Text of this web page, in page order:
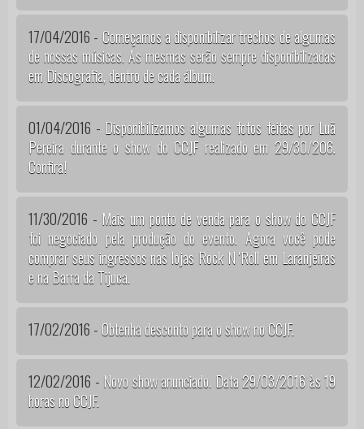
17/04/2016 - Começamos a disponibilizar trechos de algumas
de nossas músicas. As mesmas serão sempre disponibilizadas
em Discografia, dentro de cada álbum.
01/04/2016 - Disponibilizamos algumas fotos feitas por Luã
Pereira durante o show do CCJF realizado em 29/30/206.
Confira!
11/30/2016 - Mais um ponto de venda para o show do CCJF
foi negociado pela produção do evento. Agora você pode
comprar seus ingressos nas lojas Rock N 'Roll em Laranjeiras
e na Barra da Tijuca.
17/02/2016 -Obtenha desconto para o show no CCJF.
12/02/2016 - Novo show anunciado. Data 29/03/2016 às 19
horas no CCJF.